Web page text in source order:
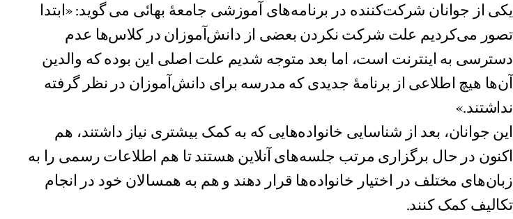
یکی از جوانان شرکت‌کننده در برنامه‌های آموزشی جامعهٔ بهائی می گوید: «ابتدا
تصور می‌کردیم علت شرکت نکردن بعضی از دانش‌آموزان در کلاس‌ها عدم
دسترسی به اینترنت است، اما بعد متوجه شدیم علت اصلی این بوده که والدین
آن‌ها هیچ اطلاعی از برنامهٔ جدیدی که مدرسه برای دانش‌آموزان در نظر گرفته
نداشتند.»
این جوانان، بعد از شناسایی خانواده‌هایی که به کمک بیشتری نیاز داشتند، هم
اکنون در حال برگزاری مرتب جلسه‌های آنلاین هستند تا هم اطلاعات رسمی را به
زبان‌های مختلف در اختیار خانواده‌ها قرار دهند و هم به همسالان خود در انجام
تکالیف کمک ‌کنند.